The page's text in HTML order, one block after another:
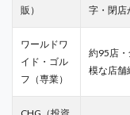
販）
字・閉店
ワールドワ
イド・ゴル
フ（専業）
約95店
模な店舗